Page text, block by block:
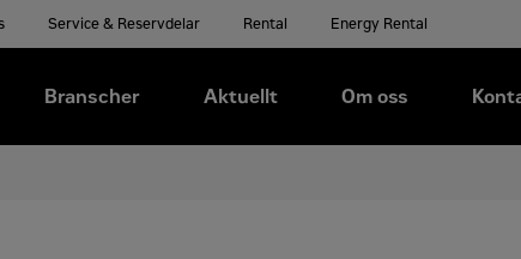
Service & Reservdelar Rental Energy Rental
Branscher Aktuellt Om oss